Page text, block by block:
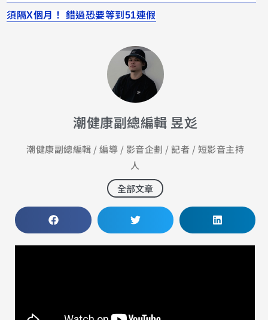
須隔X個月！ 錯過恐要等到51連假
潮健康副總編輯 昱彣
潮健康副總編輯 / 編導 / 影音企劃 / 記者 / 短影音主持
人
全部文章